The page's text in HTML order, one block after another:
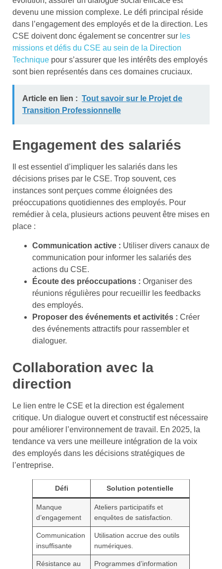
devenu une mission complexe. Le défi principal réside
dans l’engagement des employés et de la direction. Les
CSE doivent donc également se concentrer sur les
missions et défis du CSE au sein de la Direction
Technique pour s’assurer que les intérêts des employés
sont bien représentés dans ces domaines cruciaux.
Article en lien : Tout savoir sur le Projet de
Transition Professionnelle
Engagement des salariés
Il est essentiel d’impliquer les salariés dans les
décisions prises par le CSE. Trop souvent, ces
instances sont perçues comme éloignées des
préoccupations quotidiennes des employés. Pour
remédier à cela, plusieurs actions peuvent être mises en
place :
Communication active : Utiliser divers canaux de
communication pour informer les salariés des
actions du CSE.
Écoute des préoccupations : Organiser des
réunions régulières pour recueillir les feedbacks
des employés.
Proposer des événements et activités : Créer
des événements attractifs pour rassembler et
dialoguer.
Collaboration avec la
direction
Le lien entre le CSE et la direction est également
critique. Un dialogue ouvert et constructif est nécessaire
pour améliorer l’environnement de travail. En 2025, la
tendance va vers une meilleure intégration de la voix
des employés dans les décisions stratégiques de
l’entreprise.
Défi Solution potentielle
Manque
d’engagement
Ateliers participatifs et
enquêtes de satisfaction.
Communication
insuffisante
Utilisation accrue des outils
numériques.
Résistance au
Programmes d’information